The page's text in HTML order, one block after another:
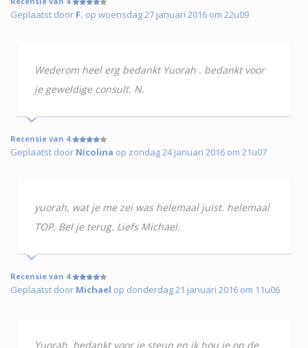
Geplaatst door F. op woensdag 27 januari 2016 om 22u09
Wederom heel erg bedankt Yuorah . bedankt voor
je geweldige consult. N.
Recensie van 4
Geplaatst door Nicolina op zondag 24 januari 2016 om 21u07
yuorah, wat je me zei was helemaal juist. helemaal
TOP. Bel je terug. Liefs Michael.
Recensie van 4
Geplaatst door Michael op donderdag 21 januari 2016 om 11u06
Yuorah, bedankt voor je steun en ik hou je op de